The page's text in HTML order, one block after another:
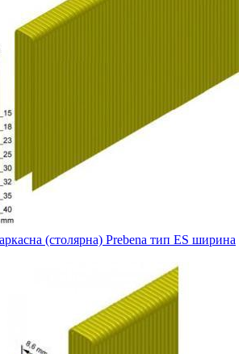
(столярна) Prebena тип ES ширина